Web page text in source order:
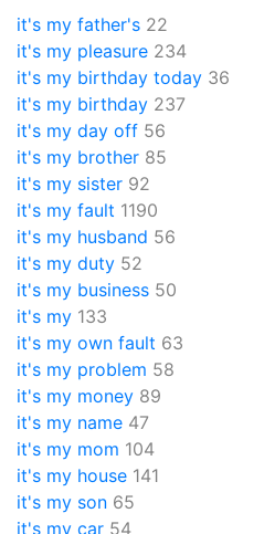
it's my father's 22
it's my pleasure 234
it's my birthday today 36
it's my birthday 237
it's my day off 56
it's my brother 85
it's my sister 92
it's my fault 1190
it's my husband 56
it's my duty 52
it's my business 50
it's my 133
it's my own fault 63
it's my problem 58
it's my money 89
it's my name 47
it's my mom 104
it's my house 141
it's my son 65
it's my car 54